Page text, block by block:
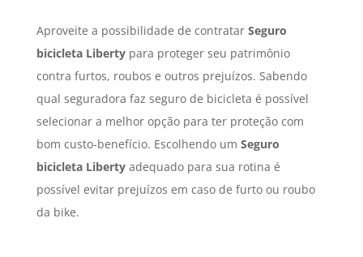
Aproveite a possibilidade de contratar Seguro
bicicleta Libertypara proteger seu patrimônio
contra furtos, roubos e outros prejuízos. Sabendo
qual seguradora faz seguro de bicicleta é possível
selecionar a melhor opção para ter proteção com
bom custo-benefício. Escolhendo um Seguro
bicicleta Libertyadequado para sua rotina é
possível evitar prejuízos em caso de furto ou roubo
da bike.